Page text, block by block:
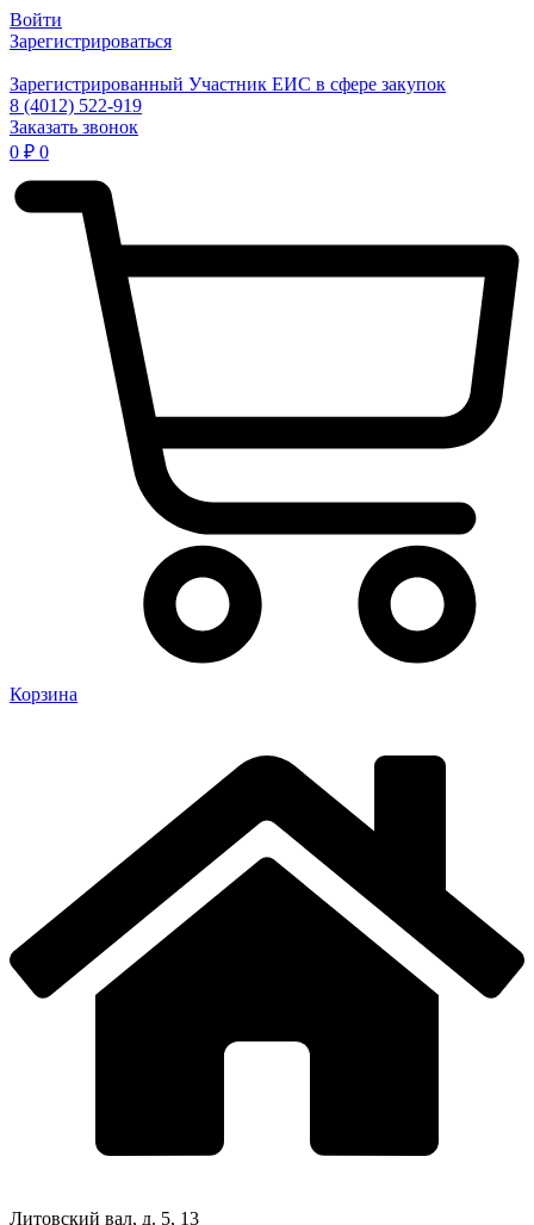
Войти
Зарегистрироваться
Зарегистрированный Участник ЕИС в сфере закупок
8 (4012) 522-919
Заказать звонок
0 ₽ 0
Корзина
Литовский вал, д. 5, 13